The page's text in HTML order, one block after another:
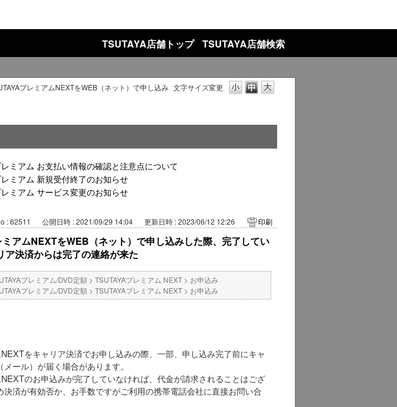
TSUTAYA店舗トップ TSUTAYA店舗検索
文字サイズ変更
プレミアムNEXTをWEB（ネット）で申し込み
ミアム お支払い情報の確認と注意点について
ミアム 新規受付終了のお知らせ
ミアム サービス変更のお知らせ
: 62511 公開日時 : 2021/09/29 14:04 更新日時 : 2023/06/12 12:26 印刷
アムNEXTをWEB（ネット）で申し込みした際、完了してい
ア決済からは完了の連絡が来た
プレミアム/DVD定額 > TSUTAYAプレミアム NEXT > お申込み
プレミアム/DVD定額 > TSUTAYAプレミアム NEXT > お申込み
をキャリア決済でお申し込みの際、一部、申し込み完了前にキャ
ール）が届く場合があります。
のお申込みが完了していなければ、代金が請求されることはござ
決済が有効否か、お手数ですがご利用の携帯電話会社に直接お問い合